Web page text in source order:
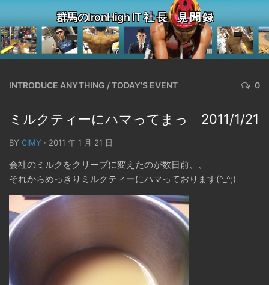
群馬のIronHigh IT 社 長 見 聞 録
INTRODUCE ANYTHING /TODAY'S EVENT 0
ミルクティーにハマってまっ 2011/1/21
BY CIMY · 2011 年 1 月 21 日
会社のミルクをクリープに変えたのが数日前、、
それからめっきりミルクティーにハマっております(^_^;)